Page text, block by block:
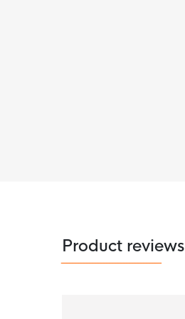
Product reviews